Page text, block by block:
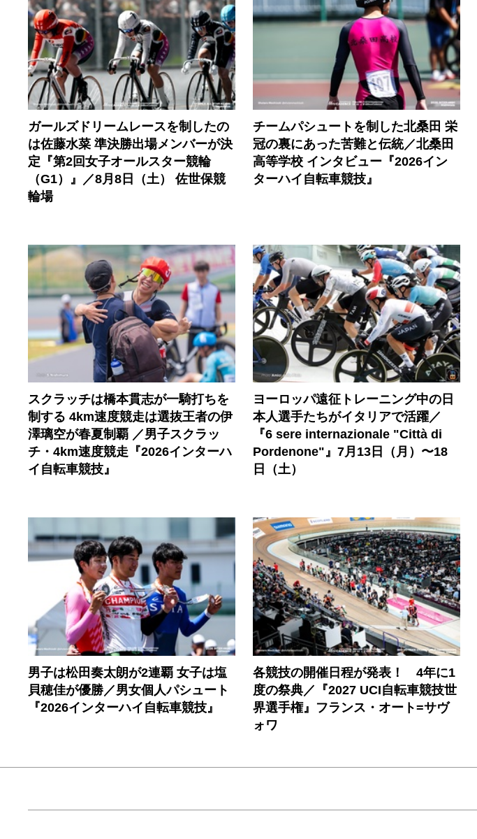
ガールズドリームレースを制したの
は佐藤水菜 準決勝出場メンバーが決
定『第2回女子オールスター競輪
（G1）』／8月8日（土） 佐世保競
輪場
チームパシュートを制した北桑田 栄
冠の裏にあった苦難と伝統／北桑田
高等学校 インタビュー『2026イン
ターハイ自転車競技』
スクラッチは橋本貫志が一騎打ちを
制する 4km速度競走は選抜王者の伊
澤璃空が春夏制覇 ／男子スクラッ
チ・4km速度競走『2026インターハ
イ自転車競技』
ヨーロッパ遠征トレーニング中の日
本人選手たちがイタリアで活躍／
『6 sere internazionale "Città di
Pordenone"』7月13日（月）〜18
日（土）
男子は松田奏太朗が2連覇 女子は塩
貝穂佳が優勝／男女個人パシュート
『2026インターハイ自転車競技』
各競技の開催日程が発表！ 4年に1
度の祭典／『2027 UCI自転車競技世
界選手権』フランス・オート=サヴ
ォワ